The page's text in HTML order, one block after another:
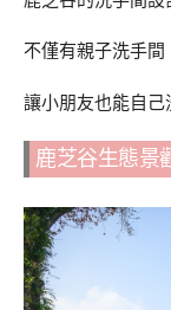
不僅有親子洗手
讓小朋友也能自
鹿芝谷生態景